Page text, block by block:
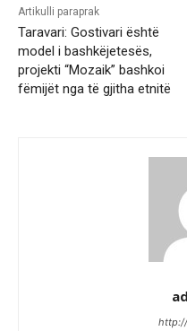
Artikulli paraprak
Taravari: Gostivari është
model i bashkëjetesës,
projekti “Mozaik” bashkoi
fëmijët nga të gjitha etnitë